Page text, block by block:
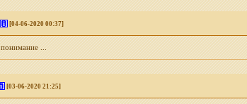
[i] [04-06-2020 00:37]
...
[03-06-2020 21:25]